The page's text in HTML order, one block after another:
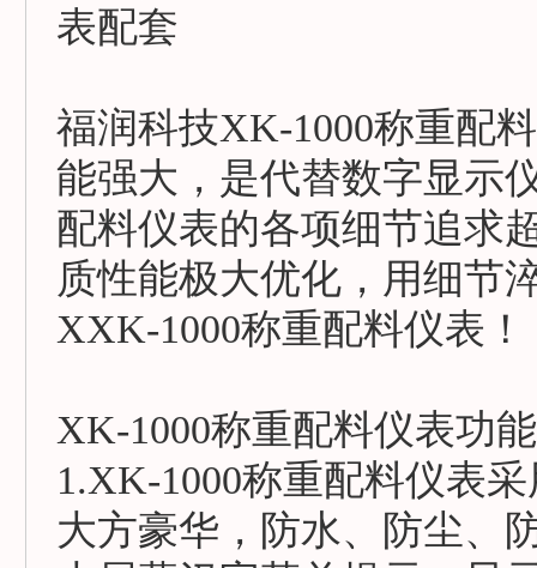
表配套
福润科技XK-1000称重配
能强大，是代替数字显示
配料仪表的各项细节追求
质性能极大优化，用细节
XXK-1000称重配料仪表！
XK-1000称重配料仪表功
1.XK-1000称重配料仪表
大方豪华，防水、防尘、